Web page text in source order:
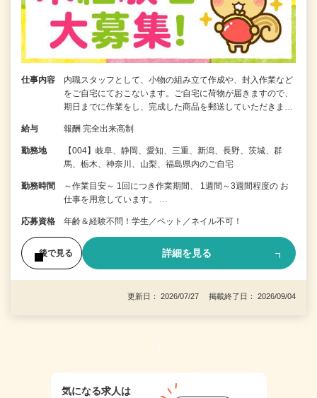
仕事内容
内職スタッフとして、小物の組み立て作成や、封入作業など
をご自宅にておこないます。ご自宅に荷物が届きますので、
期日までに作業をし、完成した商品を郵送していただきま…
給与 報酬 完全出来高制
勤務地
【004】岐阜、静岡、愛知、三重、新潟、長野、茨城、群
馬、栃木、神奈川、山梨、福島県内のご自宅
勤務時間
～作業目安～ 1回につき作業期間、 1週間～3週間程度の お
仕事を用意しています。 …
応募資格 年齢＆経験不問！学生／ペット／ネイル不可！
後で見る 詳細を見る
更新日： 2026/07/27 掲載終了日： 2026/09/04
1
気になる求人は